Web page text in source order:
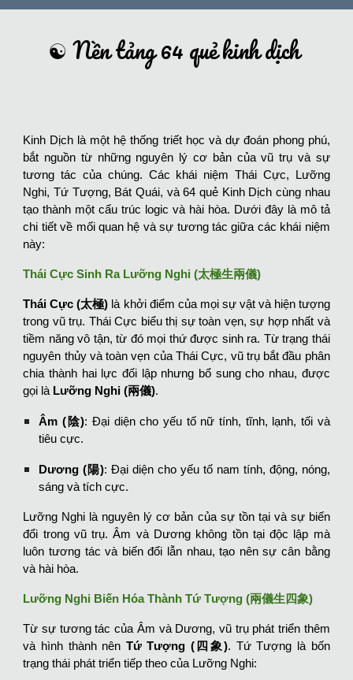
☯Nền tảng 64 quẻ kinh dịch
Kinh Dịch là một hệ thống triết học và dự đoán phong phú,
bắt nguồn từ những nguyên lý cơ bản của vũ trụ và sự
tương tác của chúng. Các khái niệm Thái Cực, Lưỡng
Nghi, Tứ Tượng, Bát Quái, và 64 quẻ Kinh Dịch cùng nhau
tạo thành một cấu trúc logic và hài hòa. Dưới đây là mô tả
chi tiết về mối quan hệ và sự tương tác giữa các khái niệm
này:
Thái Cực Sinh Ra Lưỡng Nghi (太極生兩儀)
Thái Cực (太極) là khởi điểm của mọi sự vật và hiện tượng
trong vũ trụ. Thái Cực biểu thị sự toàn vẹn, sự hợp nhất và
tiềm năng vô tận, từ đó mọi thứ được sinh ra. Từ trạng thái
nguyên thủy và toàn vẹn của Thái Cực, vũ trụ bắt đầu phân
chia thành hai lực đối lập nhưng bổ sung cho nhau, được
gọi là Lưỡng Nghi (兩儀).
Âm (陰): Đại diện cho yếu tố nữ tính, tĩnh, lạnh, tối và
tiêu cực.
Dương (陽): Đại diện cho yếu tố nam tính, động, nóng,
sáng và tích cực.
Lưỡng Nghi là nguyên lý cơ bản của sự tồn tại và sự biến
đổi trong vũ trụ. Âm và Dương không tồn tại độc lập mà
luôn tương tác và biến đổi lẫn nhau, tạo nên sự cân bằng
và hài hòa.
Lưỡng Nghi Biến Hóa Thành Tứ Tượng (兩儀生四象)
Từ sự tương tác của Âm và Dương, vũ trụ phát triển thêm
và hình thành nên Tứ Tượng (四象). Tứ Tượng là bốn
trạng thái phát triển tiếp theo của Lưỡng Nghi: